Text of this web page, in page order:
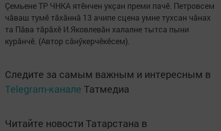
Çемьене ТР ЧНКА ятӗнчен укçан преми пачӗ. Петровсем
чăваш тумӗ тăхăннă 13 ачипе сцена умне тухсан чăнах
та Пăва тăрăхӗ И.Яковлевăн халалне тытса пыни
курăнчӗ. (Автор сăнӳкерчӗкӗсем).
Следите за самым важным и интересным в
Telegram-канале Татмедиа
Читайте новости Татарстана в